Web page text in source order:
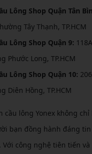
Lông Shop Quận Tân
Tây Thạnh, TP.HCM
Lông Shop Quận 9:
Phước Long, TP.HCM
Lông Shop Quận 10:
Diên Hồng, TP.HCM
cầu lông Yonex không
bạn đồng hành đáng tin
Với công nghệ tiên tiến